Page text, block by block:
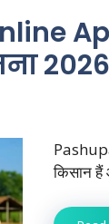
2026
किसान